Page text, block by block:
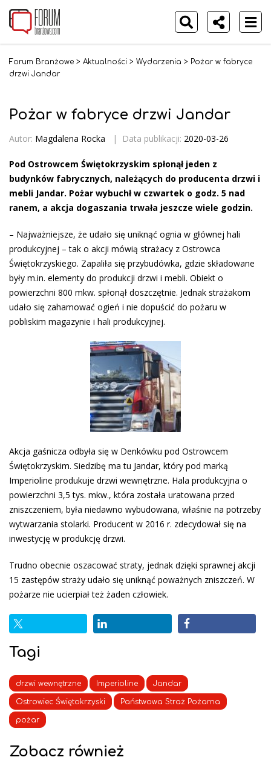
Forum Branżowe > Aktualności > Wydarzenia > Pożar w fabryce
drzwi Jandar
Pożar w fabryce drzwi Jandar
Autor: Magdalena Rocka | Data publikacji: 2020-03-26
Pod Ostrowcem Świętokrzyskim spłonął jeden z
budynków fabrycznych, należących do producenta drzwi i
mebli Jandar. Pożar wybuchł w czwartek o godz. 5 nad
ranem, a akcja dogaszania trwała jeszcze wiele godzin.
– Najważniejsze, że udało się uniknąć ognia w głównej hali
produkcyjnej – tak o akcji mówią strażacy z Ostrowca
Świętokrzyskiego. Zapaliła się przybudówka, gdzie składowane
były m.in. elementy do produkcji drzwi i mebli. Obiekt o
powierzchni 800 mkw. spłonął doszczętnie. Jednak strażakom
udało się zahamować ogień i nie dopuścić do pożaru w
pobliskim magazynie i hali produkcyjnej.
Akcja gaśnicza odbyła się w Denkówku pod Ostrowcem
Świętokrzyskim. Siedzibę ma tu Jandar, który pod marką
Imperioline produkuje drzwi wewnętrzne. Hala produkcyjna o
powierzchni 3,5 tys. mkw., która została uratowana przed
zniszczeniem, była niedawno wybudowana, właśnie na potrzeby
wytwarzania stolarki. Producent w 2016 r. zdecydował się na
inwestycję w produkcję drzwi.
Trudno obecnie oszacować straty, jednak dzięki sprawnej akcji
15 zastępów straży udało się uniknąć poważnych zniszczeń. W
pożarze nie ucierpiał też żaden człowiek.
Tagi
drzwi wewnętrzne Imperioline Jandar
Ostrowiec Świętokrzyski Państwowa Straż Pożarna
pożar
Zobacz również